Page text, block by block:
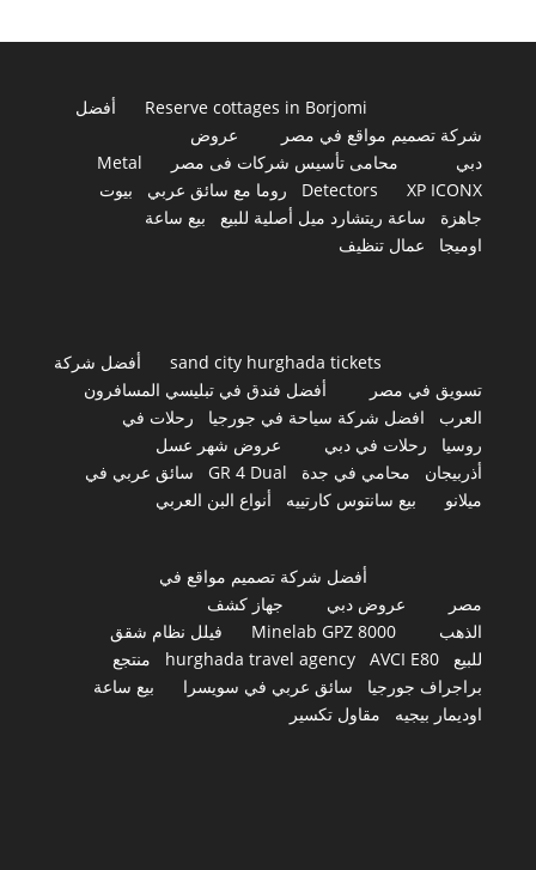
Reserve cottages in Borjomi
أفضل
شركة تصميم مواقع في مصر
عروض
دبي
محامى تأسيس شركات فى مصر
Metal
Detectors
XP ICONX روما مع سائق عربي
بيوت
جاهزة
ساعة ريتشارد ميل أصلية للبيع
بيع ساعة
اوميجا
عمال تنظيف
sand city hurghada tickets
أفضل شركة
تسويق في مصر
أفضل فندق في تبليسي المسافرون
العرب
افضل شركة سياحة في جورجيا
رحلات في
روسيا
رحلات في دبي
عروض شهر عسل
أذربيجان
محامي في جدة GR 4 Dual
سائق عربي في
ميلانو
بيع سانتوس كارتييه أنواع البن العربي
أفضل شركة تصميم مواقع في
مصر
عروض دبي
جهاز كشف
الذهب
Minelab GPZ 8000
فيلل نظام شقق
للبيع
hurghada travel agency AVCI E80
منتجع
براجراف جورجيا
سائق عربي في سويسرا
بيع ساعة
اوديمار بيجيه
مقاول تكسير